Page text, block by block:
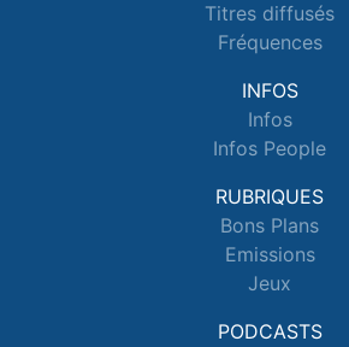
Titres diffusés
Fréquences
INFOS
Infos
Infos People
RUBRIQUES
Bons Plans
Emissions
Jeux
PODCASTS